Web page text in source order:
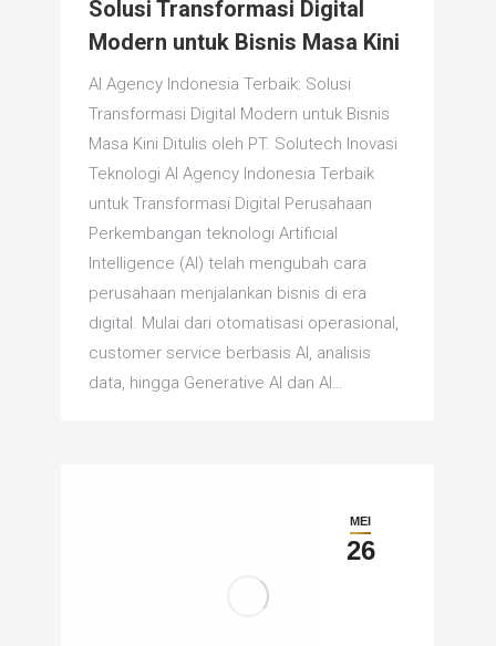
Solusi Transformasi Digital
Modern untuk Bisnis Masa Kini
AI Agency Indonesia Terbaik: Solusi
Transformasi Digital Modern untuk Bisnis
Masa Kini Ditulis oleh PT. Solutech Inovasi
Teknologi AI Agency Indonesia Terbaik
untuk Transformasi Digital Perusahaan
Perkembangan teknologi Artificial
Intelligence (AI) telah mengubah cara
perusahaan menjalankan bisnis di era
digital. Mulai dari otomatisasi operasional,
customer service berbasis AI, analisis
data, hingga Generative AI dan AI…
MEI
26